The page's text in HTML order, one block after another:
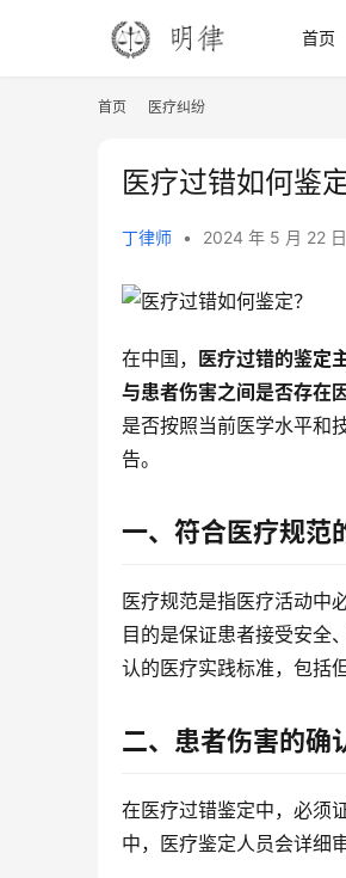
首页
首页 医疗纠纷
医疗过错如何鉴定
丁律师 • 2024 年 5 月 22
在中国，
医疗过错的鉴定
与患者伤害之间是否存在
是否按照当前医学水平和
告。
一、符合医疗规范
医疗规范是指医疗活动中
目的是保证患者接受安全
认的医疗实践标准，包括
二、患者伤害的确
在医疗过错鉴定中，必须
中，医疗鉴定人员会详细